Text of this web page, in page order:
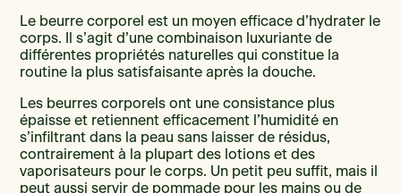
Le beurre corporel est un moyen efficace d’hydrater le
corps. Il s’agit d’une combinaison luxuriante de
différentes propriétés naturelles qui constitue la
routine la plus satisfaisante après la douche.
Les beurres corporels ont une consistance plus
épaisse et retiennent efficacement l’humidité en
s’infiltrant dans la peau sans laisser de résidus,
contrairement à la plupart des lotions et des
vaporisateurs pour le corps. Un petit peu suffit, mais il
peut aussi servir de pommade pour les mains ou de